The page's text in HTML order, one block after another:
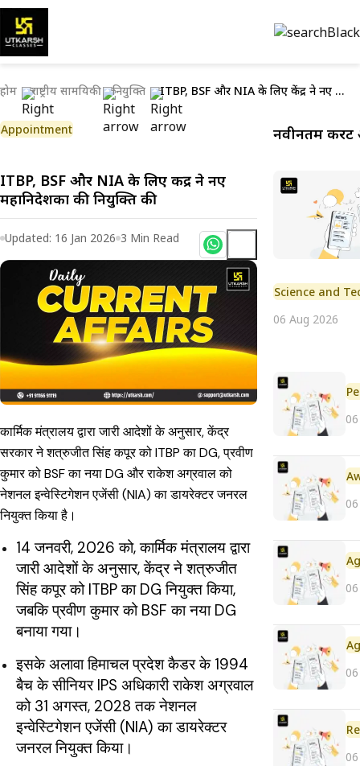
होम राष्ट्रीय सामयिकी नियुक्ति ITBP, BSF और NIA के लिए केंद्र ने नए महानिदेशकों की नियुक्ति की
Appointment
ITBP, BSF और NIA के लिए केंद्र ने नए
महानिदेशकों की नियुक्ति की
Updated: 16 Jan 2026 3 Min Read
कार्मिक मंत्रालय द्वारा जारी आदेशों के अनुसार, केंद्र
सरकार ने शत्रुजीत सिंह कपूर को ITBP का DG, प्रवीण
कुमार को BSF का नया DG और राकेश अग्रवाल को
नेशनल इन्वेस्टिगेशन एजेंसी (NIA) का डायरेक्टर जनरल
नियुक्त किया है।
14 जनवरी, 2026 को, कार्मिक मंत्रालय द्वारा
जारी आदेशों के अनुसार, केंद्र ने शत्रुजीत
सिंह कपूर को ITBP का DG नियुक्त किया,
जबकि प्रवीण कुमार को BSF का नया DG
बनाया गया।
इसके अलावा हिमाचल प्रदेश कैडर के 1994
बैच के सीनियर IPS अधिकारी राकेश अग्रवाल
को 31 अगस्त, 2028 तक नेशनल
इन्वेस्टिगेशन एजेंसी (NIA) का डायरेक्टर
जनरल नियुक्त किया।
नवीनतम करेंट
Science and
06 Aug 2026